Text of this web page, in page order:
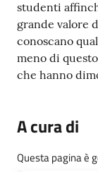
studenti
grande valore
conoscano
meno di
che hanno
A cura di
Questa pagina è